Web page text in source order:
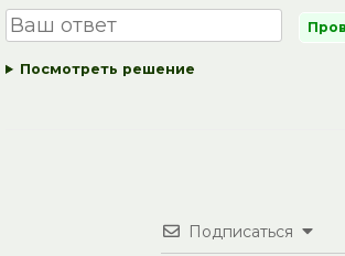
Посмотреть решение
Подписаться